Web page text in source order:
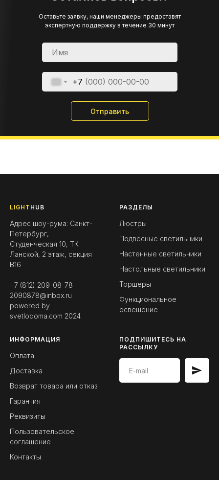
+7
Отправить
Оставьте заявку, наши менеджеры предоставят
экспертную поддержку в течение 30 минут
LIGHT HUB
Адрес шоу-рума: Санкт-
Петербург,
Студенческая 10, ТК
Ланской, 2 этаж, секция
B16
+7 (812) 209-08-78
2090878@inbox.ru
powered by
svetlodoma.com 2024
РАЗДЕЛЫ
Люстры
Подвесные светильники
Настенные светильники
Настольные светильники
Торшеры
Функциональное
освещение
ИНФОРМАЦИЯ
Оплата
Доставка
Возврат товара или отказ
Гарантия
Реквизиты
Пользовательское
соглашение
Контакты
ПОДПИШИТЕСЬ НА
РАССЫЛКУ